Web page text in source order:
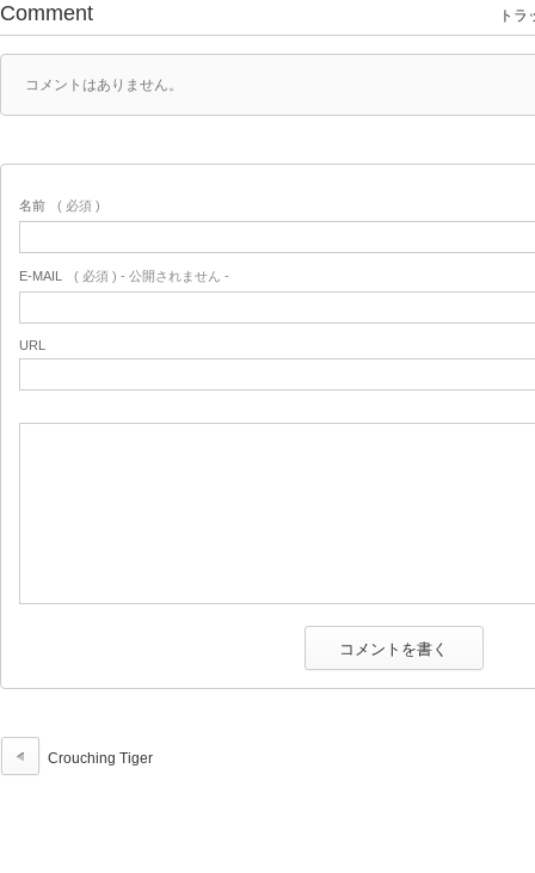
Comment トラ
コメントはありません。
名前 ( 必須 )
E-MAIL ( 必須 ) - 公開されません -
URL
Crouching Tiger